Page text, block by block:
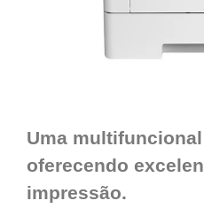
Uma
oferecendo
impressão.